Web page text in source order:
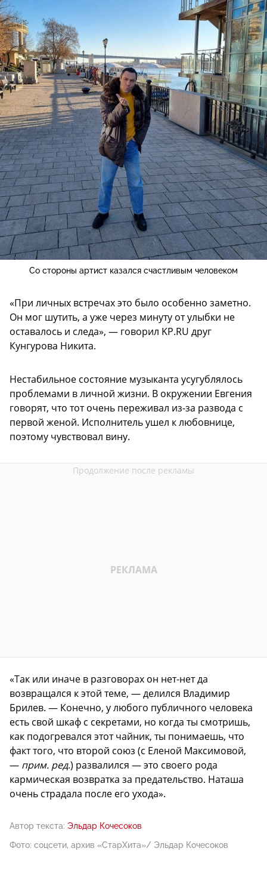
Со стороны артист казался счастливым человеком
«При личных встречах это было особенно заметно.
Он мог шутить, а уже через минуту от улыбки не
оставалось и следа», — говорил KP.RU друг
Кунгурова Никита.
Нестабильное состояние музыканта усугублялось
проблемами в личной жизни. В окружении Евгения
говорят, что тот очень переживал из-за развода с
первой женой. Исполнитель ушел к любовнице,
поэтому чувствовал вину.
«Так или иначе в разговорах он нет-нет да
возвращался к этой теме, — делился Владимир
Брилев. — Конечно, у любого публичного человека
есть свой шкаф с секретами, но когда ты смотришь,
как подогревался этот чайник, ты понимаешь, что
факт того, что второй союз (с Еленой Максимовой,
— прим. ред.) развалился — это своего рода
кармическая возвратка за предательство. Наташа
очень страдала после его ухода».
Автор текста: Эльдар Кочесоков
Фото: соцсети, архив «СтарХита»/ Эльдар Кочесоков